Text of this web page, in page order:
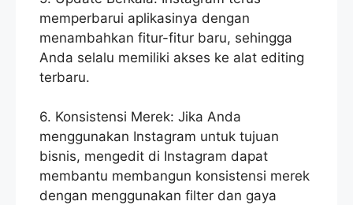
memperbarui aplikasinya dengan
menambahkan fitur-fitur baru, sehingga
Anda selalu memiliki akses ke alat editing
terbaru.
6. Konsistensi Merek: Jika Anda
menggunakan Instagram untuk tujuan
bisnis, mengedit di Instagram dapat
membantu membangun konsistensi merek
dengan menggunakan filter dan gaya